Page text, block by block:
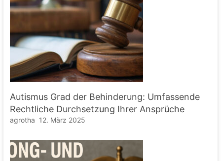
Autismus Grad der Behinderung: Umfassende
Rechtliche Durchsetzung Ihrer Ansprüche
agrotha 12. März 2025